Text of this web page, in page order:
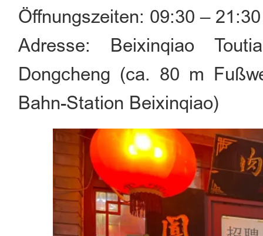
Öffnungszeiten: 09:30 –
Adresse: Beixinqiao
Dongcheng (ca. 80 m
Bahn-Station Beixinqiao)